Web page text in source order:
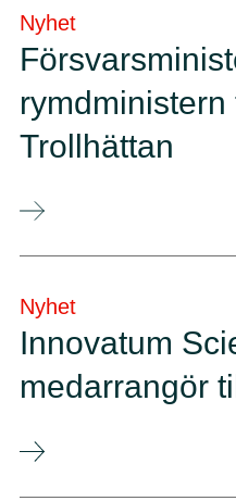
Nyhet
Trollhättan
Nyhet
Innovatum
medarrangör